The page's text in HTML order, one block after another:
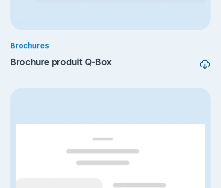
Brochures
Brochure produit Q-Box